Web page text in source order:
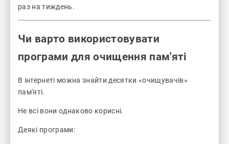
раз на тиждень.
Чи варто використовувати
програми для очищення пам'яті
В інтернеті можна знайти десятки «очищувачів»
пам'яті.
Не всі вони однаково корисні.
Деякі програми: